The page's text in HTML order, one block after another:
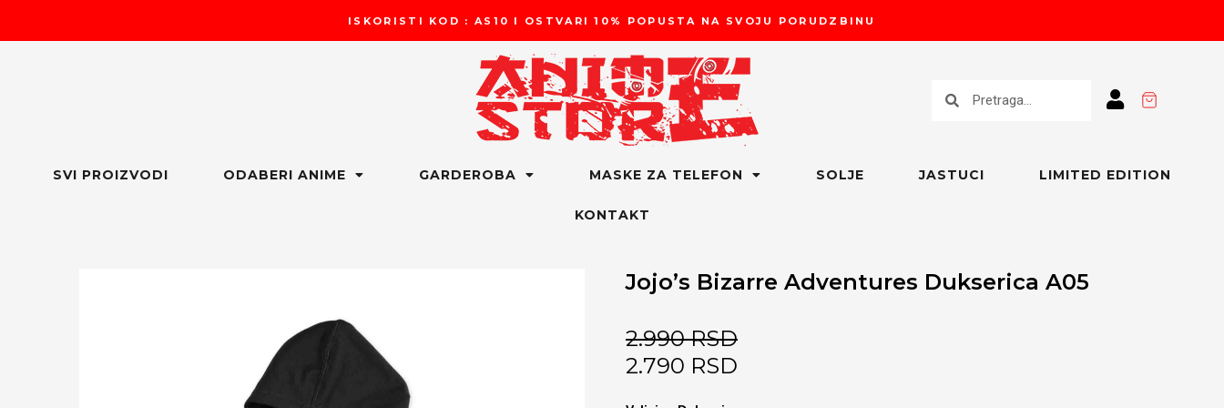
ISKORISTI KOD : AS10 I OSTVARI 10% POPUSTA NA SVOJU PORUDZBINU
SVI PROIZVODI ODABERI ANIME GARDEROBA MASKE ZA TELEFON SOLJE JASTUCI LIMITED EDITION
KONTAKT
Jojo’s Bizarre Adventures Dukserica A05
2.990RSD
2.790 RSD